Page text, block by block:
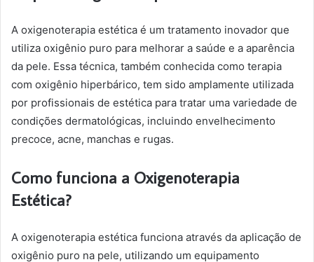
A oxigenoterapia estética é um tratamento inovador que
utiliza oxigênio puro para melhorar a saúde e a aparência
da pele. Essa técnica, também conhecida como terapia
com oxigênio hiperbárico, tem sido amplamente utilizada
por profissionais de estética para tratar uma variedade de
condições dermatológicas, incluindo envelhecimento
precoce, acne, manchas e rugas.
Como funciona a Oxigenoterapia
Estética?
A oxigenoterapia estética funciona através da aplicação de
oxigênio puro na pele, utilizando um equipamento